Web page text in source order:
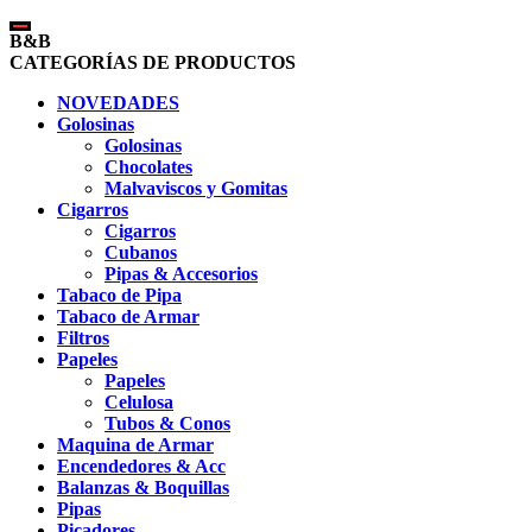
B&B
CATEGORÍAS DE PRODUCTOS
NOVEDADES
Golosinas
Golosinas
Chocolates
Malvaviscos y Gomitas
Cigarros
Cigarros
Cubanos
Pipas & Accesorios
Tabaco de Pipa
Tabaco de Armar
Filtros
Papeles
Papeles
Celulosa
Tubos & Conos
Maquina de Armar
Encendedores & Acc
Balanzas & Boquillas
Pipas